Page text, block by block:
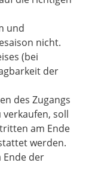
und
nicht.
(bei
der
des Zugangs
soll
am Ende
werden.
Ende der